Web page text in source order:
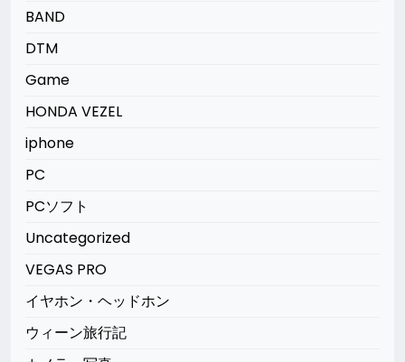
BAND
DTM
Game
HONDA VEZEL
iphone
PC
PCソフト
Uncategorized
VEGAS PRO
イヤホン・ヘッドホン
ウィーン旅行記